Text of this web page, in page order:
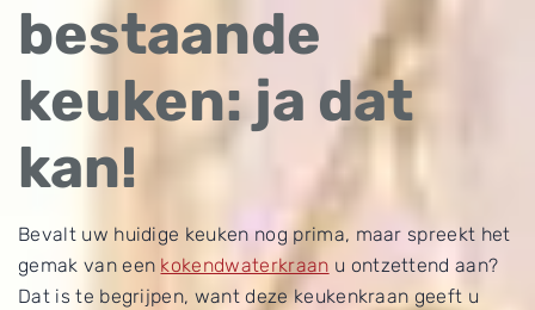
bestaande
keuken: ja dat
kan!
Bevalt uw huidige keuken nog prima, maar spreekt het
gemak van een kokendwaterkraan u ontzettend aan?
Dat is te begrijpen, want deze keukenkraan geeft u